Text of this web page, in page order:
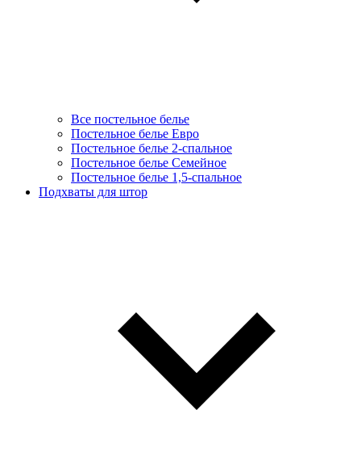
Все постельное белье
Постельное белье Евро
Постельное белье 2-спальное
Постельное белье Семейное
Постельное белье 1,5-спальное
Подхваты для штор